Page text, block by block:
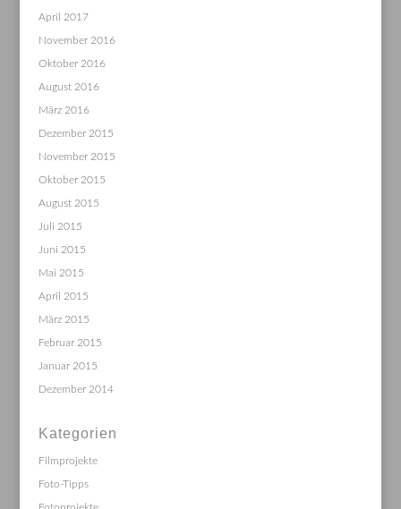
April 2017
November 2016
Oktober 2016
August 2016
März 2016
Dezember 2015
November 2015
Oktober 2015
August 2015
Juli 2015
Juni 2015
Mai 2015
April 2015
März 2015
Februar 2015
Januar 2015
Dezember 2014
Kategorien
Filmprojekte
Foto-Tipps